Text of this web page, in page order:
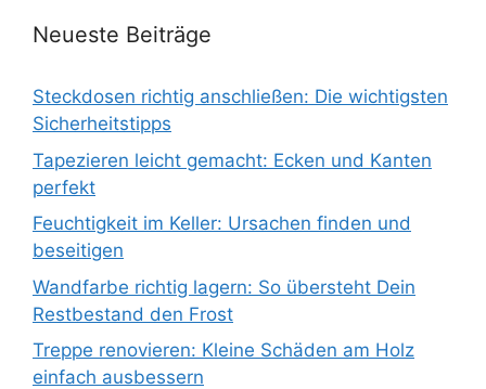
Neueste Beiträge
Steckdosen richtig anschließen: Die wichtigsten
Sicherheitstipps
Tapezieren leicht gemacht: Ecken und Kanten
perfekt
Feuchtigkeit im Keller: Ursachen finden und
beseitigen
Wandfarbe richtig lagern: So übersteht Dein
Restbestand den Frost
Treppe renovieren: Kleine Schäden am Holz
einfach ausbessern